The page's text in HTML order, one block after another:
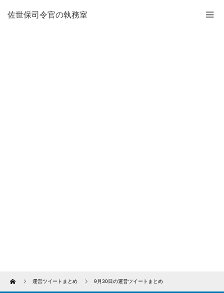
佐世保司令官の執務室
Home 運営ツイートまとめ 9月30日の運営ツイートまとめ